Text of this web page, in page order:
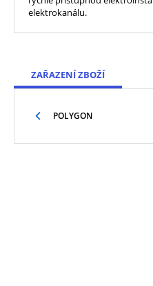
elektrokanálu.
ZAŘAZENÍ ZBOŽÍ
POLYGON